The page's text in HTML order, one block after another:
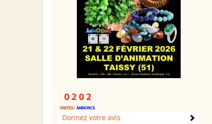
Donnez votre avis